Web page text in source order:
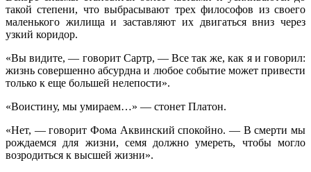
такой степени, что выбрасывают трех философов из своего
маленького жилища и заставляют их двигаться вниз через
узкий коридор.
«Вы видите, — говорит Сартр, — Все так же, как я и говорил:
жизнь совершенно абсурдна и любое событие может привести
только к еще большей нелепости».
«Воистину, мы умираем…» — стонет Платон.
«Нет, — говорит Фома Аквинский спокойно. — В смерти мы
рождаемся для жизни, семя должно умереть, чтобы могло
возродиться к высшей жизни».